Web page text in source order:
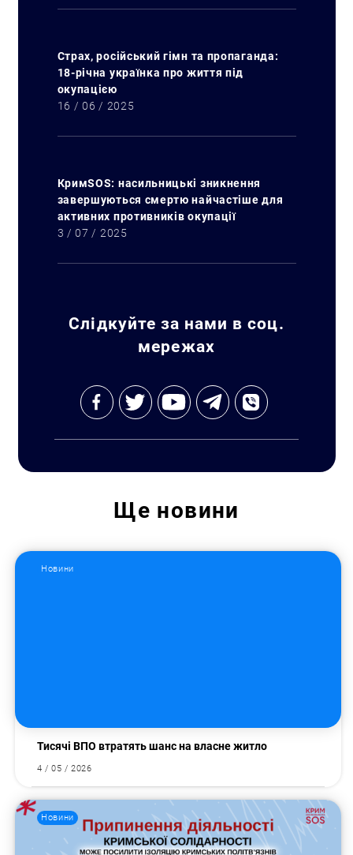
Страх, російський гімн та пропаганда:
18-річна українка про життя під
окупацією
16 / 06 / 2025
КримSOS: насильницькі зникнення
завершуються смертю найчастіше для
активних противників окупації
3 / 07 / 2025
Слідкуйте за нами в соц.
мережах
Ще новини
Новини
Тисячі ВПО втратять шанс на власне житло
4 / 05 / 2026
Новини